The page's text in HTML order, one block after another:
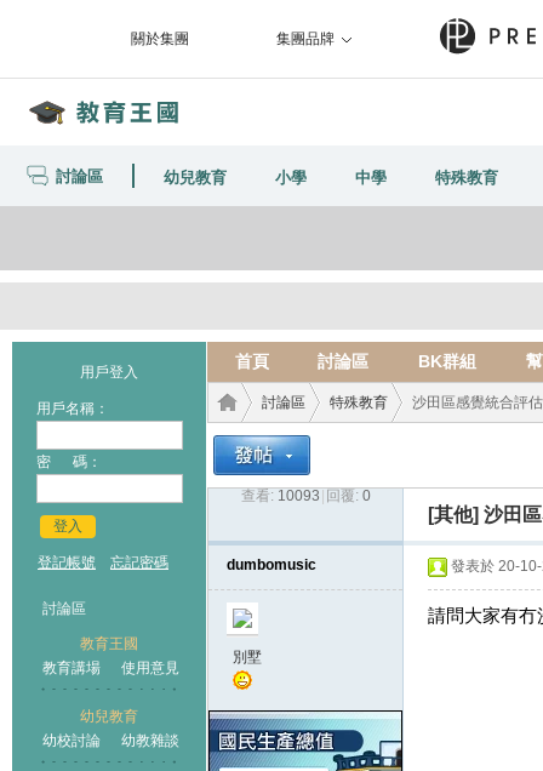
關於集團 集團品牌
討論區 幼兒教育 小學 中學 特殊教育
用戶登入
用戶名稱：
密 碼：
登入
登記帳號 忘記密碼
討論區
教育王國
教育講場
使用意見
幼兒教育
幼校討論
幼教雜談
首頁 討論區 BK群組
王國
›
討論區
›
特殊教育 沙田區感覺統合評
查看: 10093 回覆: 0
[其他] 沙田
dumbomusic
別墅
發表於 20-
請問大家有冇